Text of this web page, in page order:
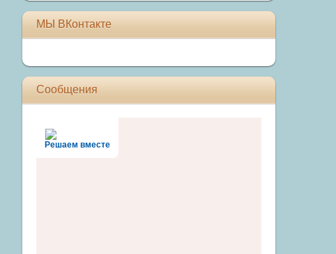
МЫ ВКонтакте
Сообщения
Решаем вместе